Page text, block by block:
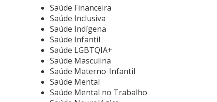
Saúde Financeira
Saúde Inclusiva
Saúde Indígena
Saúde Infantil
Saúde LGBTQIA+
Saúde Masculina
Saúde Materno-Infantil
Saúde Mental
Saúde Mental no Trabalho